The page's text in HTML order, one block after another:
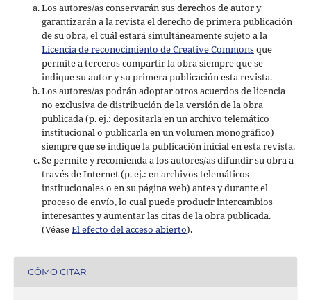
Los autores/as conservarán sus derechos de autor y
garantizarán a la revista el derecho de primera publicación
de su obra, el cuál estará simultáneamente sujeto a la
Licencia de reconocimiento de Creative Commonsque
permite a terceros compartir la obra siempre que se
indique su autor y su primera publicación esta revista.
Los autores/as podrán adoptar otros acuerdos de licencia
no exclusiva de distribución de la versión de la obra
publicada (p. ej.: depositarla en un archivo telemático
institucional o publicarla en un volumen monográfico)
siempre que se indique la publicación inicial en esta revista.
Se permite y recomienda a los autores/as difundir su obra a
través de Internet (p. ej.: en archivos telemáticos
institucionales o en su página web) antes y durante el
proceso de envío, lo cual puede producir intercambios
interesantes y aumentar las citas de la obra publicada.
(VéaseEl efecto del acceso abierto).
CÓMO CITAR